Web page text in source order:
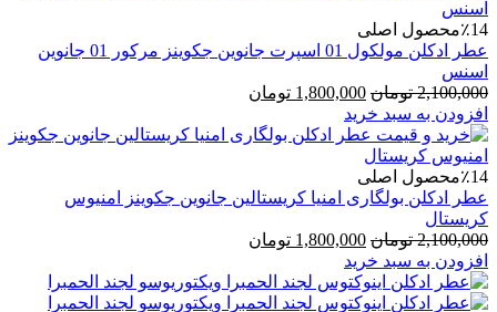
٪14محصول اصلی
عطر ادکلن مولکول 01 اسپرت جانوین جکوینز مرکور 01 جانوین
اسنس
2,100,000 تومان قیمت
اصلی
2,100,000 تومان
بود.
1,800,000 تومان
1,800,000 تومان
افزودن به سبد خرید
٪14محصول اصلی
عطر ادکلن بولگاری امنیا کریستالین جانوین جکوینز امنیوس
کریستال
2,100,000 تومان قیمت
اصلی
2,100,000 تومان
بود.
1,800,000 تومان
1,800,000 تومان
است.
افزودن به سبد خرید